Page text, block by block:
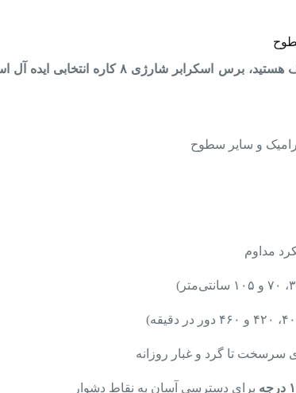
اگر به دنبال یک راه‌ حل حرفه‌ای برای نظافت
و سایر سطوح
مداوم
تا گرد و غبار روزانه
برای دسترسی آسان به نقاط دشوار